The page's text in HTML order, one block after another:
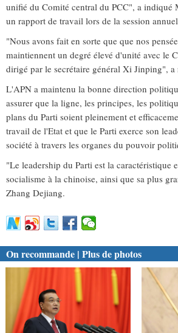
DOSSIERS
unifié du Comité central du PCC", a indiqué
un rapport de travail lors de la session
"Nous avons fait en sorte que que nos
maintiennent un degré élevé d'unité avec le
dirigé par le secrétaire général Xi Jinping",
L'APN a maintenu la bonne direction
assurer que la ligne, les principes, les
plans du Parti soient pleinement et
travail de l'Etat et que le Parti exerce son
société à travers les organes du pouvoir
"Le leadership du Parti est la caractéristique
socialisme à la chinoise, ainsi que sa plus
Zhang Dejiang.
On recommande | Plus de photos